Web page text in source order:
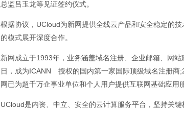
总监吕玉龙等见证签约仪式。
根据协议，UCloud为新网提供全线云产品和安全稳定的
的模式展开深度合作。
新网成立于1993年，业务涵盖域名注册、企业邮箱、网
日，成为ICANN 授权的国内第一家国际顶级域名注册
网已为超千万企事业单位和个人用户提供互联网基础应用
UCloud是内资、中立、安全的云计算服务平台，坚持关